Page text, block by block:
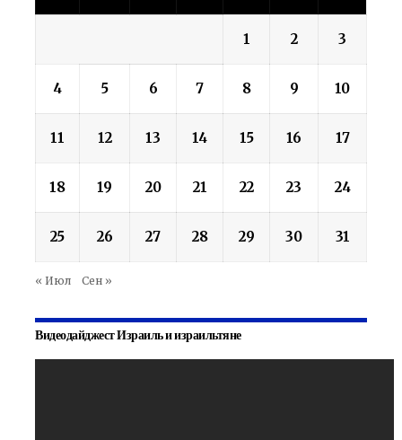
1 2 3
4 5 6 7 8 9 10
11 12 13 14 15 16 17
18 19 20 21 22 23 24
25 26 27 28 29 30 31
« Июл Сен »
Видеодайджест Израиль и израильтяне